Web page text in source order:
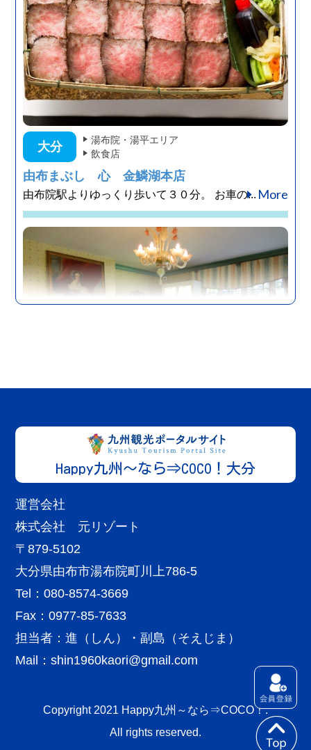
由布院ZENは、１０棟全ての客室が一戸建て離...More
湯布院・湯平エリア
別邸Gensen
由布院にある、はなれの温泉付き一棟貸しの宿、...
More
大分
宿泊施設
The Village 由布院温泉グランピング
グランピング×温泉で日頃の疲れを癒しませんか...
大分
湯布院・湯平エリア
飲食店
由布まぶし 心 金鱗湖本店
由布院駅よりゆっくり歩いて３０分。 お車の... More
大分
その他
由布院ステンドグラス美術館
欧州のアンティークステンドグラスを展示する美...
飲食店
Happy九州～なら⇒COCO！大分
運営会社
株式会社 元リゾート
〒879-5102
大分県由布市湯布院町川上786-5
Tel：080-8574-3669
Fax：0977-85-7633
担当者：進（しん）・副島（そえじま）
Mail：shin1960kaori@gmail.com
Copyright 2021 Happy九州～なら⇒COCO！.
All rights reserved.